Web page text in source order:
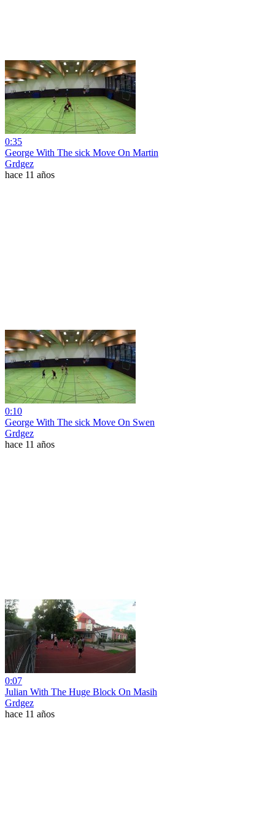
0:35
George With The sick Move On Martin
Grdgez
hace 11 años
0:10
George With The sick Move On Swen
Grdgez
hace 11 años
0:07
Julian With The Huge Block On Masih
Grdgez
hace 11 años